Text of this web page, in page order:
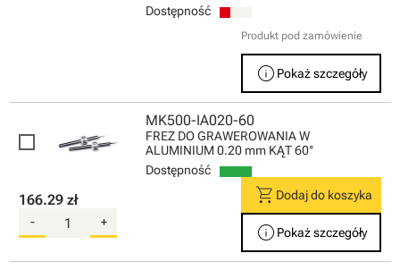
Dostępność
Produkt pod zamówienie
info Pokaż szczegóły
MK500-IA020-60
FREZ DO GRAWEROWANIA W
ALUMINIUM 0.20 mm KĄT 60°
Dostępność
166.29 zł
- +
shopping_cart Dodaj do koszyka
info Pokaż szczegóły